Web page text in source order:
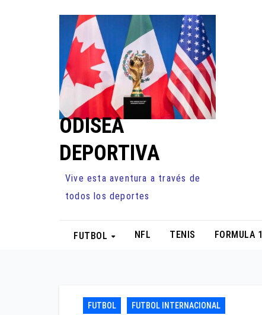
ODISEA
DEPORTIVA
Vive esta aventura a través de
todos los deportes
FUTBOL NFL TENIS FORMULA 1
FUTBOL FUTBOL INTERNACIONAL